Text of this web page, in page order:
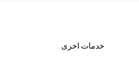
خدمات اخرى